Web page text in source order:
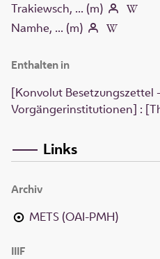
Enthalten in
[Konvolut Besetzungszettel
Vorgängerinstitutionen] :
Trakiewsch, ... (m)
Namhe, ... (m)
Links
Archiv
METS (OAI-PMH)
IIIF